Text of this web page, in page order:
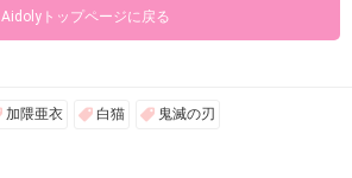
Aidolyトップページに戻る
加隈亜衣 白猫 鬼滅の刃